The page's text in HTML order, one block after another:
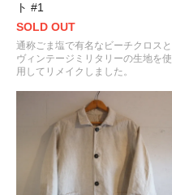
ト #1
SOLD OUT
通称ごま塩で有名なビーチクロスと
ヴィンテージミリタリーの生地を使
用してリメイクしました。